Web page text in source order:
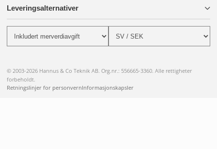
Leveringsalternativer
© 2003-2026 Hannus & Co Teknik AB. Org.nr.: 556665-3360. Alle rettigheter
forbeholdt.
Retningslinjer for personvernInformasjonskapsler